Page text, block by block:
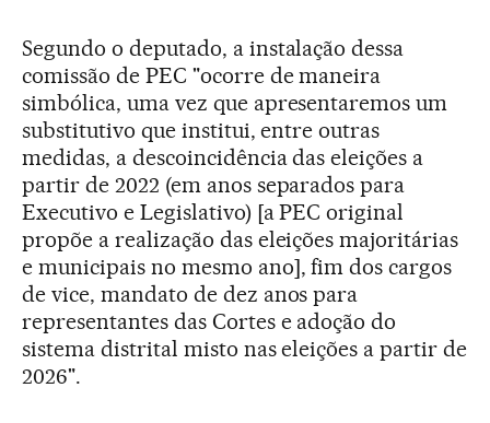
Segundo o deputado, a instalação dessa
comissão de PEC "ocorre de maneira
simbólica, uma vez que apresentaremos um
substitutivo que institui, entre outras
medidas, a descoincidência das eleições a
partir de 2022 (em anos separados para
Executivo e Legislativo) [a PEC original
propõe a realização das eleições majoritárias
e municipais no mesmo ano], fim dos cargos
de vice, mandato de dez anos para
representantes das Cortes e adoção do
sistema distrital misto nas eleições a partir de
2026".